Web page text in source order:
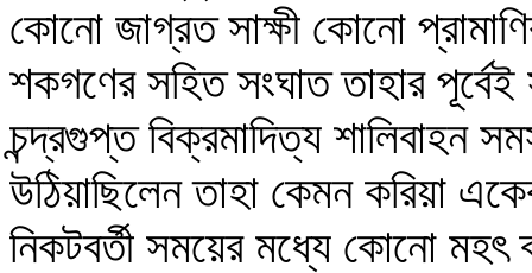
কোনো জাগ্রত সাক্ষী কোনো
শকগণের সহিত সংঘাত তাহার
চন্দ্রগুপ্ত বিক্রমাদিত্য শালিবাহন
উঠিয়াছিলেন তাহা কেমন করিয়া
নিকটবর্তী সময়ের মধ্যে কোনো মহৎ